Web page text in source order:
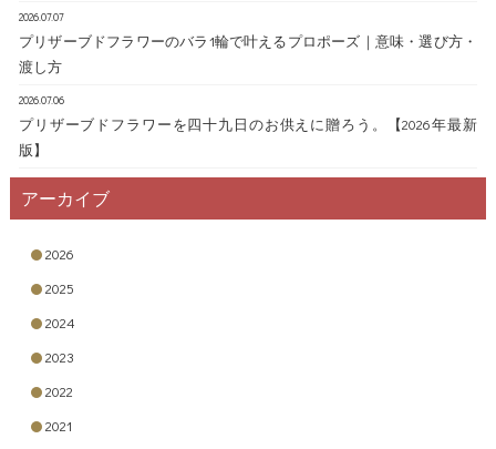
2026.07.07
プリザーブドフラワーのバラ1輪で叶えるプロポーズ｜意味・選び方・
渡し方
2026.07.06
プリザーブドフラワーを四十九日のお供えに贈ろう。【2026年最新
版】
アーカイブ
2026
2025
2024
2023
2022
2021